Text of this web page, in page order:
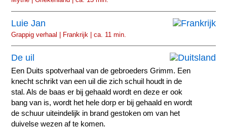
Luie Jan
Grappig verhaal | Frankrijk | ca. 11 min.
De uil
Een Duits spotverhaal van de gebroeders Grimm. Een
knecht schrikt van een uil die zich schuil houdt in de
stal. Als de baas er bij gehaald wordt en deze er ook
bang van is, wordt het hele dorp er bij gehaald en wordt
de schuur uiteindelijk in brand gestoken om van het
duivelse wezen af te komen.